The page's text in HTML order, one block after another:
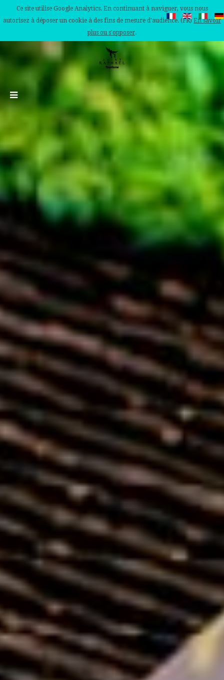
Ce site utilise Google Analytics. En continuant à naviguer, vous nous
autorisez à déposer un cookie à des fins de mesure d'audience. (FR) En savoir
plus ou s'opposer.